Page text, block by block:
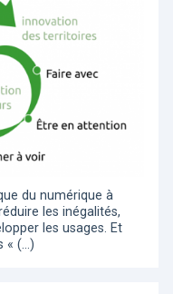
du numérique à
les inégalités,
les usages. Et
« (…)